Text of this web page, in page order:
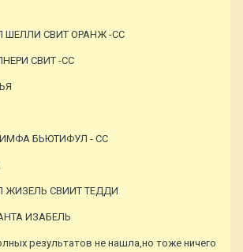
ШЕЛЛИ СВИТ ОРАНЖ -СС
СВИТ -СС
БЬЮТИФУЛ - СС
ЖИЗЕЛЬ СВИИТ ТЕДДИ
ИЗАБЕЛЬ
результатов не нашла,но тоже ничего